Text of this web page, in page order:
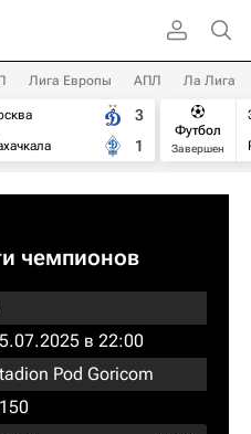
Лига Европы АПЛ Ла Лига
3
1
Футбол
Завершен
чемпионов
в 22:00
Pod Goricom